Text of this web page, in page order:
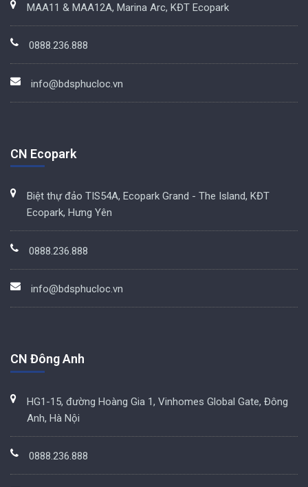
MAA11 & MAA12A, Marina Arc, KĐT Ecopark
0888.236.888
info@bdsphucloc.vn
CN Ecopark
Biệt thự đảo TIS54A, Ecopark Grand - The Island, KĐT
Ecopark, Hưng Yên
0888.236.888
info@bdsphucloc.vn
CN Đông Anh
HG1-15, đường Hoàng Gia 1, Vinhomes Global Gate, Đông
Anh, Hà Nội
0888.236.888